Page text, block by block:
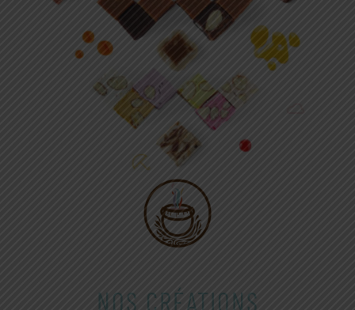
NOS CRÉATIONS